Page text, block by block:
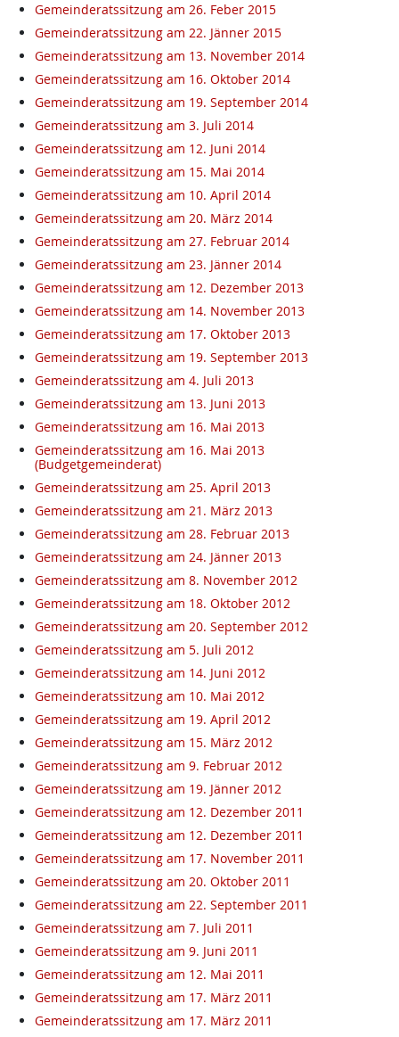
Gemeinderatssitzung am 26. Feber 2015
Gemeinderatssitzung am 22. Jänner 2015
Gemeinderatssitzung am 13. November 2014
Gemeinderatssitzung am 16. Oktober 2014
Gemeinderatssitzung am 19. September 2014
Gemeinderatssitzung am 3. Juli 2014
Gemeinderatssitzung am 12. Juni 2014
Gemeinderatssitzung am 15. Mai 2014
Gemeinderatssitzung am 10. April 2014
Gemeinderatssitzung am 20. März 2014
Gemeinderatssitzung am 27. Februar 2014
Gemeinderatssitzung am 23. Jänner 2014
Gemeinderatssitzung am 12. Dezember 2013
Gemeinderatssitzung am 14. November 2013
Gemeinderatssitzung am 17. Oktober 2013
Gemeinderatssitzung am 19. September 2013
Gemeinderatssitzung am 4. Juli 2013
Gemeinderatssitzung am 13. Juni 2013
Gemeinderatssitzung am 16. Mai 2013
Gemeinderatssitzung am 16. Mai 2013
(Budgetgemeinderat)
Gemeinderatssitzung am 25. April 2013
Gemeinderatssitzung am 21. März 2013
Gemeinderatssitzung am 28. Februar 2013
Gemeinderatssitzung am 24. Jänner 2013
Gemeinderatssitzung am 8. November 2012
Gemeinderatssitzung am 18. Oktober 2012
Gemeinderatssitzung am 20. September 2012
Gemeinderatssitzung am 5. Juli 2012
Gemeinderatssitzung am 14. Juni 2012
Gemeinderatssitzung am 10. Mai 2012
Gemeinderatssitzung am 19. April 2012
Gemeinderatssitzung am 15. März 2012
Gemeinderatssitzung am 9. Februar 2012
Gemeinderatssitzung am 19. Jänner 2012
Gemeinderatssitzung am 12. Dezember 2011
Gemeinderatssitzung am 12. Dezember 2011
Gemeinderatssitzung am 17. November 2011
Gemeinderatssitzung am 20. Oktober 2011
Gemeinderatssitzung am 22. September 2011
Gemeinderatssitzung am 7. Juli 2011
Gemeinderatssitzung am 9. Juni 2011
Gemeinderatssitzung am 12. Mai 2011
Gemeinderatssitzung am 17. März 2011
Gemeinderatssitzung am 17. März 2011